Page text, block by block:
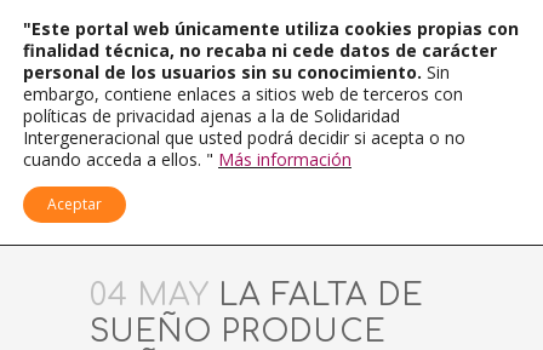
04 MAY LA FALTA DE
SUEÑO PRODUCE
"Este portal web únicamente utiliza cookies propias con
finalidad técnica, no recaba ni cede datos de carácter
personal de los usuarios sin su conocimiento. Sin
embargo, contiene enlaces a sitios web de terceros con
políticas de privacidad ajenas a la de Solidaridad
Intergeneracional que usted podrá decidir si acepta o no
cuando acceda a ellos. " Más información
Aceptar